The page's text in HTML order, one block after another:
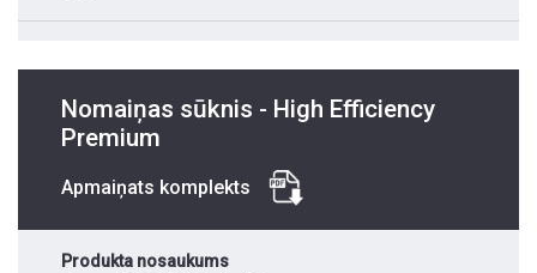
Nomaiņas sūknis - High Efficiency
Premium
Apmaiņats komplekts
Produkta nosaukums